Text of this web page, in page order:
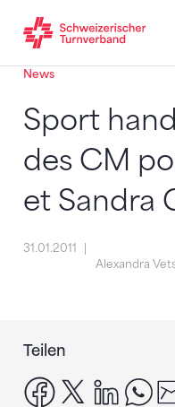
Zum Inhalt springen
Zur Sitemap navigieren
Zum Navigieren
News
Sport
des CM
et Sandra
31.01.2011
Alexandra
Teilen
facebook
x